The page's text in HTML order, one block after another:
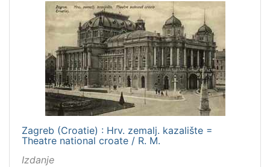
Zagreb (Croatie) : Hrv. zemalj. kazalište =
Theatre national croate / R. M.
Izdanje